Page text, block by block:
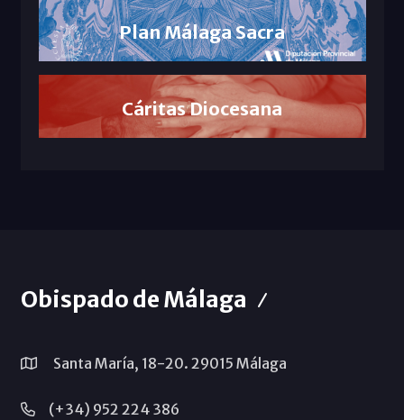
Plan Málaga Sacra
Cáritas Diocesana
Obispado de Málaga
Santa María, 18-20. 29015 Málaga
(+34) 952 224 386